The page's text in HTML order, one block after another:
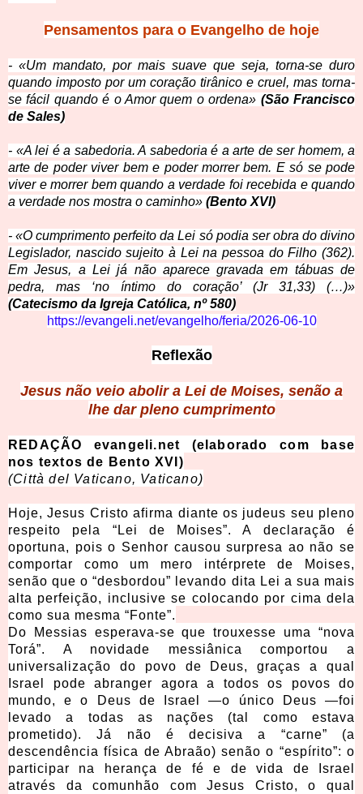
Pensamentos para o Evangelho de hoje
- «Um mandato, por mais suave que seja, torna-se duro
quando imposto por um coração tirânico e cruel, mas torna-
se fácil quando é o Amor quem o ordena» (São Francisco
de Sales)
- «A lei é a sabedoria. A sabedoria é a arte de ser homem, a
arte de poder viver bem e poder morrer bem. E só se pode
viver e morrer bem quando a verdade foi recebida e quando
a verdade nos mostra o caminho» (Bento XVI)
- «O cumprimento perfeito da Lei só podia ser obra do divino
Legislador, nascido sujeito à Lei na pessoa do Filho (362).
Em Jesus, a Lei já não aparece gravada em tábuas de
pedra, mas ‘no íntimo do coração’ (Jr 31,33) (…)»
(Catecismo da Igreja Católica, nº 580)
https://evangeli.net/evangelho/feria/2026-06-10
Reflexão
Jesus não veio abolir a Lei de Moises, senão a
lhe dar pleno cumprimento
REDAÇÃO evangeli.net (elaborado com base
nos textos de Bento XVI)
(Città del Vaticano, Vaticano)
Hoje, Jesus Cristo afirma diante os judeus seu pleno
respeito pela “Lei de Moises”. A declaração é
oportuna, pois o Senhor causou surpresa ao não se
comportar como um mero intérprete de Moises,
senão que o “desbordou” levando dita Lei a sua mais
alta perfeição, inclusive se colocando por cima dela
como sua mesma “Fonte”.
Do Messias esperava-se que trouxesse uma “nova
Torá”. A novidade messiânica comportou a
universalização do povo de Deus, graças a qual
Israel pode abranger agora a todos os povos do
mundo, e o Deus de Israel —o único Deus —foi
levado a todas as nações (tal como estava
prometido). Já não é decisiva a “carne” (a
descendência física de Abraão) senão o “espírito”: o
participar na herança de fé e de vida de Israel
através da comunhão com Jesus Cristo, o qual